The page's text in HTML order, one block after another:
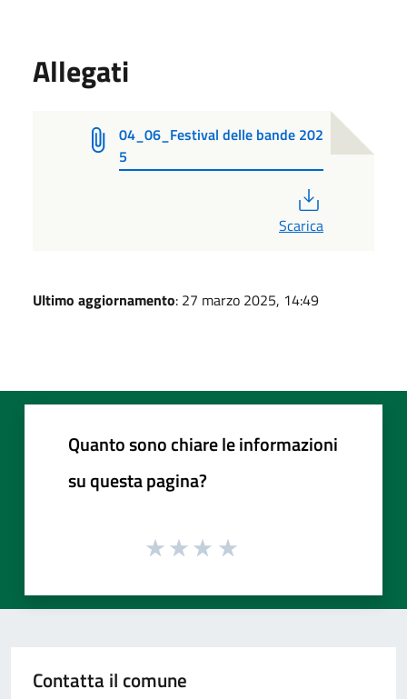
Allegati
04_06_Festival delle bande 202
5
Scarica
Ultimo aggiornamento: 27 marzo 2025, 14:49
Quanto sono chiare le informazioni
su questa pagina?
Contatta il comune